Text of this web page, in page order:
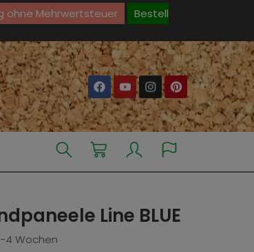
ohne Mehrwertsteuer
Bestell
Line BLUE
4 Wochen